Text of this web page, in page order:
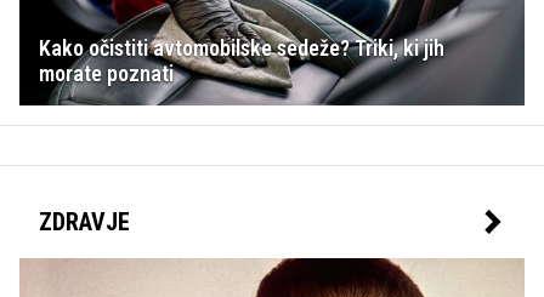
Kako očistiti avtomobilske sedeže? Triki, ki jih
morate poznati
ZDRAVJE